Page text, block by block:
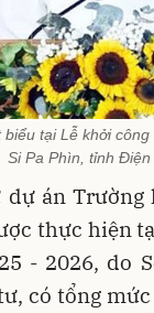
tại Lễ khởi
Si Pa Phìn, tỉnh
án Trường
thực hiện
- 2026, do
có tổng